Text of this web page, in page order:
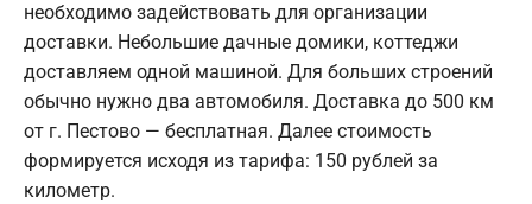
необходимо задействовать для организации
доставки. Небольшие дачные домики, коттеджи
доставляем одной машиной. Для больших строений
обычно нужно два автомобиля. Доставка до 500 км
от г. Пестово — бесплатная. Далее стоимость
формируется исходя из тарифа: 150 рублей за
километр.